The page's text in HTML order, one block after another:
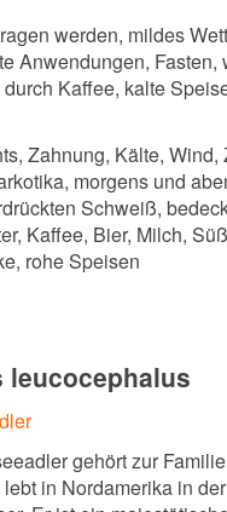
werden, mildes
Anwendungen, Fasten,
durch Kaffee, kalte
Zahnung, Kälte, Wind,
morgens und
Schweiß,
Kaffee, Bier, Milch,
rohe Speisen
leucocephalus
gehört zur
in Nordamerika in